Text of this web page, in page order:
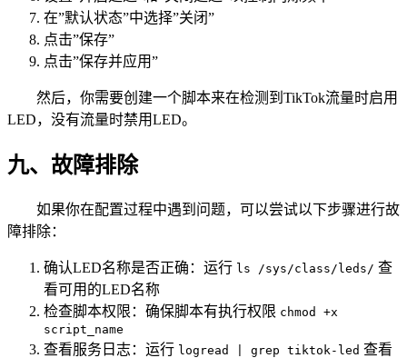
在”默认状态”中选择”关闭”
点击”保存”
点击”保存并应用”
然后，你需要创建一个脚本来在检测到TikTok流量时启用
LED，没有流量时禁用LED。
九、故障排除
如果你在配置过程中遇到问题，可以尝试以下步骤进行故
障排除：
确认LED名称是否正确：运行 ls /sys/class/leds/ 查
看可用的LED名称
检查脚本权限：确保脚本有执行权限 chmod +x
script_name
查看服务日志：运行 logread | grep tiktok-led 查看